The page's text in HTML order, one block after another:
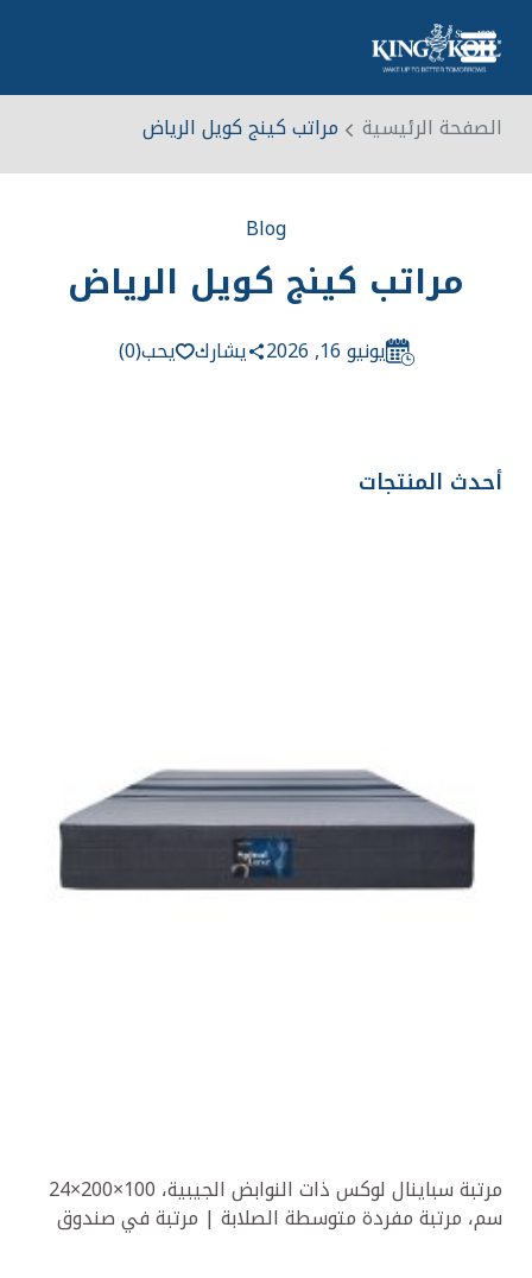
معلومات عنا
منطقة
0
الصفحة الرئيسية مراتب كينج كويل الرياض
Blog
مراتب كينج كويل الرياض
يونيو 16, 2026 يشارك يحب(0)
أحدث المنتجات
مرتبة سباينال لوكس ذات النوابض الجيبية، 100×200×24
سم، مرتبة مفردة متوسطة الصلابة | مرتبة في صندوق